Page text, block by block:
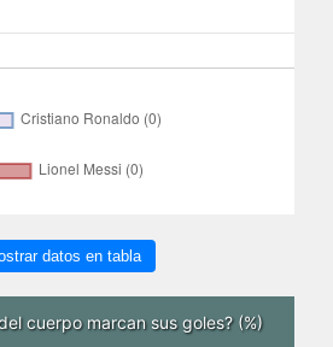
datos en tabla
cuerpo marcan sus goles? (%)